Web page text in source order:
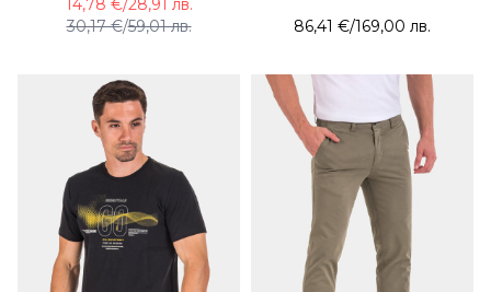
30,17 €/59,01 лв.
14,78 €/28,91 лв.
86,41 €/169,00 лв.